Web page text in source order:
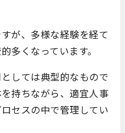
が、多様な経験を経て
多くなっています。
しては典型的なもので
持ちながら、適宜人事
セスの中で管理してい